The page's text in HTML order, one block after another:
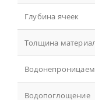
Глубина ячеек
Толщина
Водопоглощение